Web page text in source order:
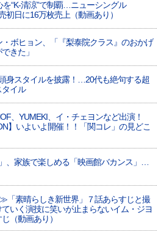
を“K-清涼”で制覇…ニューシングル
初日に16万枚売上（動画あり）
ボヒョン、「『梨泰院クラス』のおかげ
きた」
身スタイルを披露！…20代も絶句する超
タイル
、YUMEKI、イ・チェヨンなど出演！
】いよいよ開催！！「関コレ」の見どこ
、家族で楽しめる「映画館バカンス」…
「素晴らしき新世界」７話あらすじと撮
いく演技に笑いが止まらないイム・ジヨ
（動画あり）